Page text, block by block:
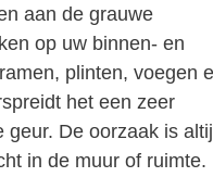
aan de grauwe
op uw binnen- en
plinten, voegen
het een zeer
geur. De oorzaak is
in de muur of ruimte.